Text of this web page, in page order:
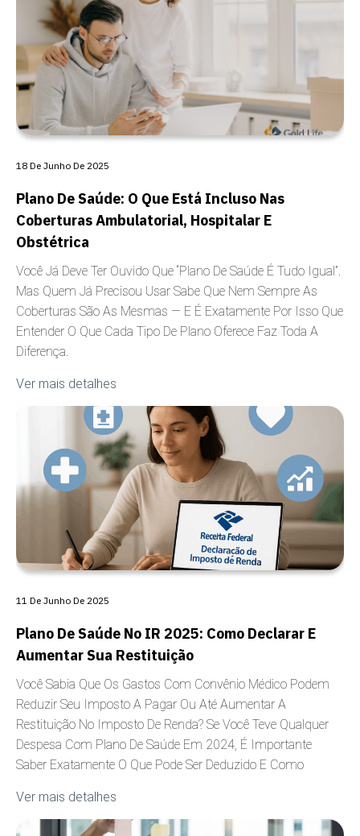
Plano De Saúde: O Que Está Incluso Nas
Coberturas Ambulatorial, Hospitalar E
Obstétrica
Você Já Deve Ter Ouvido Que “plano De Saúde É Tudo Igual”.
Mas Quem Já Precisou Usar Sabe Que Nem Sempre As
Coberturas São As Mesmas — E É Exatamente Por Isso Que
Entender O Que Cada Tipo De Plano Oferece Faz Toda A
Diferença.
Ver mais detalhes
18 De Junho De 2025
Plano De Saúde No IR 2025: Como Declarar E
Aumentar Sua Restituição
Você Sabia Que Os Gastos Com Convênio Médico Podem
Reduzir Seu Imposto A Pagar Ou Até Aumentar A
Restituição No Imposto De Renda? Se Você Teve Qualquer
Despesa Com Plano De Saúde Em 2024, É Importante
Saber Exatamente O Que Pode Ser Deduzido E Como
Ver mais detalhes
11 De Junho De 2025